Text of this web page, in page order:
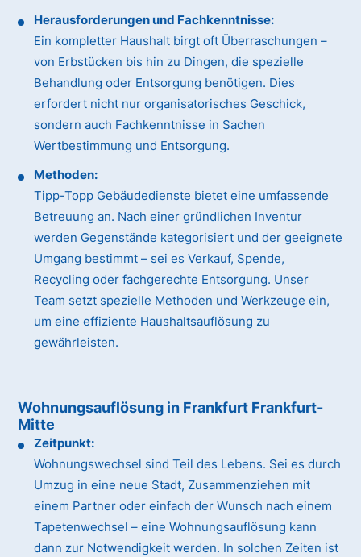
Herausforderungen und Fachkenntnisse:
Ein kompletter Haushalt birgt oft Überraschungen –
von Erbstücken bis hin zu Dingen, die spezielle
Behandlung oder Entsorgung benötigen. Dies
erfordert nicht nur organisatorisches Geschick,
sondern auch Fachkenntnisse in Sachen
Wertbestimmung und Entsorgung.
Methoden:
Tipp-Topp Gebäudedienste bietet eine umfassende
Betreuung an. Nach einer gründlichen Inventur
werden Gegenstände kategorisiert und der geeignete
Umgang bestimmt – sei es Verkauf, Spende,
Recycling oder fachgerechte Entsorgung. Unser
Team setzt spezielle Methoden und Werkzeuge ein,
um eine effiziente Haushaltsauflösung zu
gewährleisten.
Wohnungsauflösung in Frankfurt Frankfurt-
Mitte
Zeitpunkt:
Wohnungswechsel sind Teil des Lebens. Sei es durch
Umzug in eine neue Stadt, Zusammenziehen mit
einem Partner oder einfach der Wunsch nach einem
Tapetenwechsel – eine Wohnungsauflösung kann
dann zur Notwendigkeit werden. In solchen Zeiten ist